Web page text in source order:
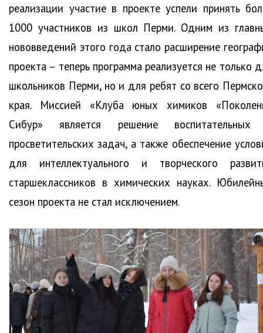
реализации участие в проекте успели принять
1000 участников из школ Перми. Одним из
нововведений этого года стало расширение
проекта – теперь программа реализуется не только
школьников Перми, но и для ребят со всего
края. Миссией «Клуба юных химиков
Сибур» является решение
просветительских задач, а также обеспечение
для интеллектуального и творческого
старшеклассников в химических науках.
сезон проекта не стал исключением.